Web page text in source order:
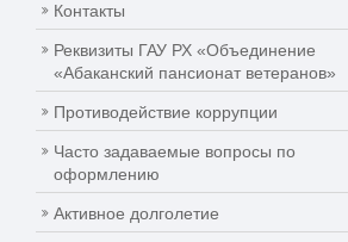
Контакты
Реквизиты ГАУ РХ «Объединение
«Абаканский пансионат ветеранов»
Противодействие коррупции
Часто задаваемые вопросы по
оформлению
Активное долголетие